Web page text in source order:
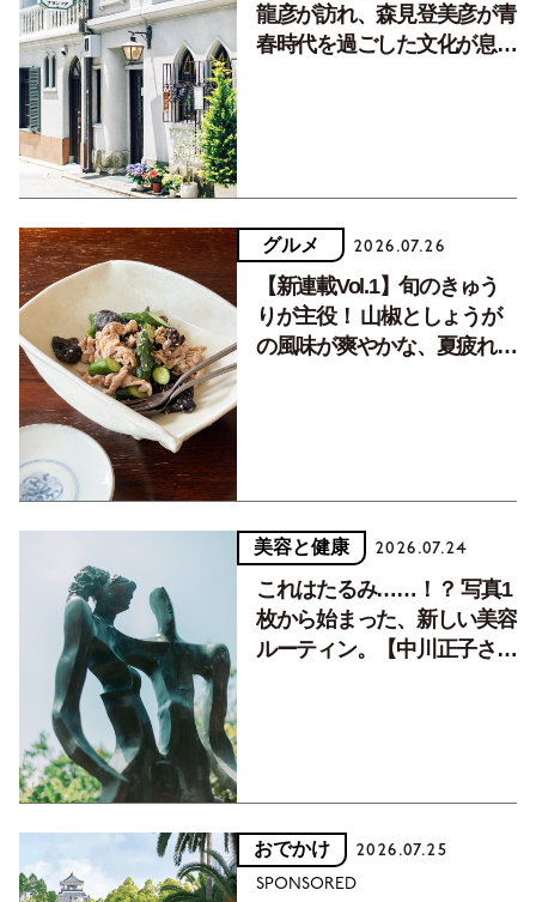
龍彦が訪れ、森見登美彦が青
春時代を過ごした文化が息づ
グルメ 2026.07.26
【新連載Vol.1】旬のきゅう
りが主役！ 山椒としょうが
の風味が爽やかな、夏疲れを
美容と健康 2026.07.24
これはたるみ……！？ 写真1
枚から始まった、新しい美容
ルーティン。【中川正子さん
おでかけ 2026.07.25
SPONSORED